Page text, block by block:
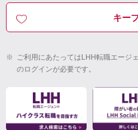
キー
※ ご利用にあたってはLHH転職エージ
のログインが必要です。